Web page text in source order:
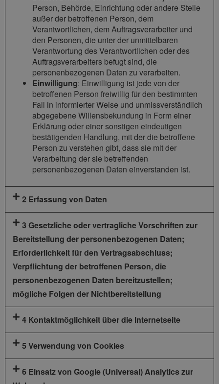
Person, Behörde, Einrichtung oder andere Stelle
außer der betroffenen Person, dem
Verantwortlichen, dem Auftragsverarbeiter und
den Personen, die unter der unmittelbaren
Verantwortung des Verantwortlichen oder des
Auftragsverarbeiters befugt sind, die
personenbezogenen Daten zu verarbeiten.
Einwilligung: Einwilligung ist jede von der
betroffenen Person freiwillig für den bestimmten
Fall in informierter Weise und unmissverständlich
abgegebene Willensbekundung in Form einer
Erklärung oder einer sonstigen eindeutigen
bestätigenden Handlung, mit der die betroffene
Person zu verstehen gibt, dass sie mit der
Verarbeitung der sie betreffenden
personenbezogenen Daten einverstanden ist.
2 Erfassung von Daten
3 Gesetzliche oder vertragliche Vorschriften zur
Bereitstellung der personenbezogenen Daten;
Erforderlichkeit für den Vertragsabschluss;
Verpflichtung der betroffenen Person, die
personenbezogenen Daten bereitzustellen;
mögliche Folgen der Nichtbereitstellung
4 Kontaktmöglichkeit über die Internetseite
5 Verwendung von Cookies
6 Einsatz von Google (Universal) Analytics zur